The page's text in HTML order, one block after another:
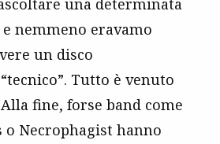
una determinata
nemmeno eravamo
un disco
Tutto è venuto
fine, forse band come
o Necrophagist hanno